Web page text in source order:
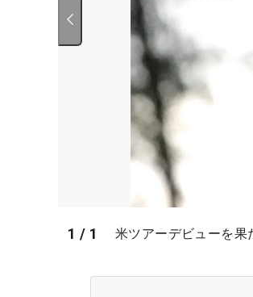
1 / 1 米ツアーデビューを果